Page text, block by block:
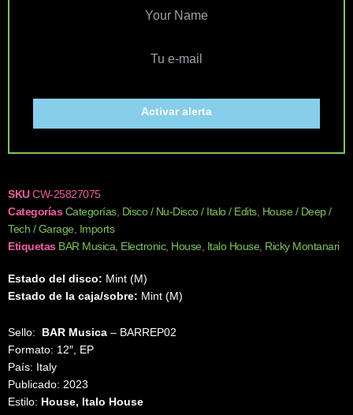
Activar alerta
SKUCW-25827075
Categorías Categorías, Disco / Nu-Disco / Italo / Edits, House / Deep /
Tech / Garage, Imports
Etiquetas BAR Musica, Electronic, House, Italo House, Ricky Montanari
Estado del disco: Mint (M)
Estado de la caja/sobre: Mint (M)
Sello: BAR Musica ‎– BARREP02
Formato: 12″, EP
País: Italy
Publicado: 2023
Estilo: House, Italo House